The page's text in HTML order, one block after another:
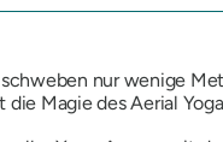
nur wenige
die Magie des Aerial